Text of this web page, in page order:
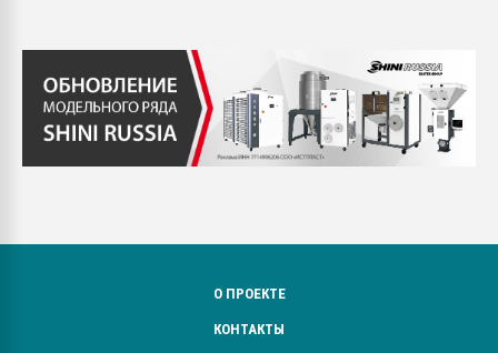
О ПРОЕКТЕ
КОНТАКТЫ